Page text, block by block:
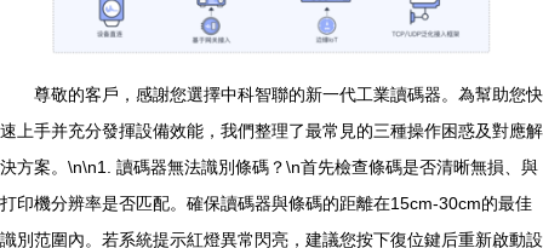
尊敬的客戶，感謝您選擇中科智聯的新一代工業讀碼器。為幫助您快
速上手并充分發揮設備效能，我們整理了最常見的三種操作困惑及對應解
決方案。\n\n1. 讀碼器無法識別條碼？\n首先檢查條碼是否清晰無損、與
打印機分辨率是否匹配。確保讀碼器與條碼的距離在15cm-30cm的最佳
識別范圍內。若系統提示紅燈異常閃亮，建議您按下復位鍵后重新啟動設